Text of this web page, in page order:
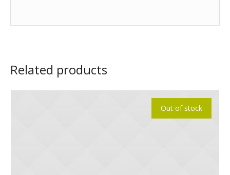
Related products
Out of stock